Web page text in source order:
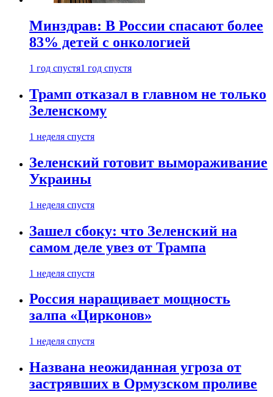
Минздрав: В России спасают более
83% детей с онкологией
1 год спустя1 год спустя
Трамп отказал в главном не только
Зеленскому
1 неделя спустя
Зеленский готовит вымораживание
Украины
1 неделя спустя
Зашел сбоку: что Зеленский на
самом деле увез от Трампа
1 неделя спустя
Россия наращивает мощность
залпа «Цирконов»
1 неделя спустя
Названа неожиданная угроза от
застрявших в Ормузском проливе